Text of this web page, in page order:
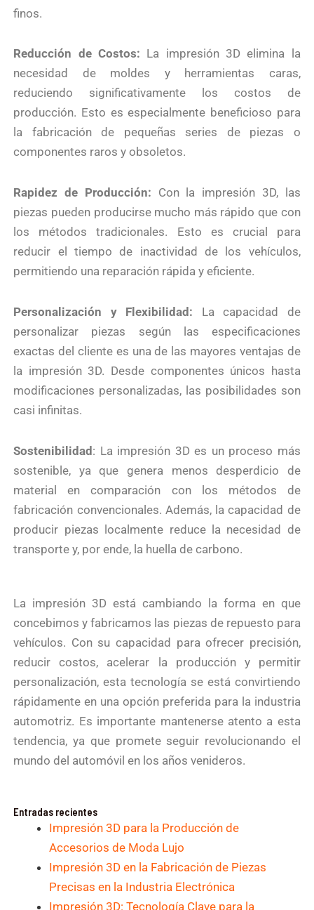
finos.
Reducción de Costos: La impresión 3D elimina la
necesidad de moldes y herramientas caras,
reduciendo significativamente los costos de
producción. Esto es especialmente beneficioso para
la fabricación de pequeñas series de piezas o
componentes raros y obsoletos.
Rapidez de Producción: Con la impresión 3D, las
piezas pueden producirse mucho más rápido que con
los métodos tradicionales. Esto es crucial para
reducir el tiempo de inactividad de los vehículos,
permitiendo una reparación rápida y eficiente.
Personalización y Flexibilidad: La capacidad de
personalizar piezas según las especificaciones
exactas del cliente es una de las mayores ventajas de
la impresión 3D. Desde componentes únicos hasta
modificaciones personalizadas, las posibilidades son
casi infinitas.
Sostenibilidad: La impresión 3D es un proceso más
sostenible, ya que genera menos desperdicio de
material en comparación con los métodos de
fabricación convencionales. Además, la capacidad de
producir piezas localmente reduce la necesidad de
transporte y, por ende, la huella de carbono.
La impresión 3D está cambiando la forma en que
concebimos y fabricamos las piezas de repuesto para
vehículos. Con su capacidad para ofrecer precisión,
reducir costos, acelerar la producción y permitir
personalización, esta tecnología se está convirtiendo
rápidamente en una opción preferida para la industria
automotriz. Es importante mantenerse atento a esta
tendencia, ya que promete seguir revolucionando el
mundo del automóvil en los años venideros.
Entradas recientes
Impresión 3D para la Producción de
Accesorios de Moda Lujo
Impresión 3D en la Fabricación de Piezas
Precisas en la Industria Electrónica
Impresión 3D: Tecnología Clave para la